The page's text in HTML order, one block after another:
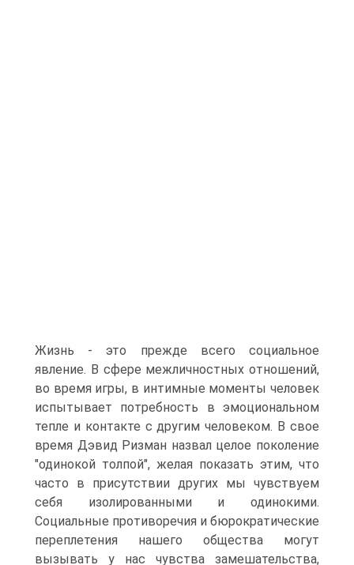
Жизнь - это прежде всего социальное
явление. В сфере межличностных отношений,
во время игры, в интимные моменты человек
испытывает потребность в эмоциональном
тепле и контакте с другим человеком. В свое
время Дэвид Ризман назвал целое поколение
"одинокой толпой", желая показать этим, что
часто в присутствии других мы чувствуем
себя изолированными и одинокими.
Социальные противоречия и бюрократические
переплетения нашего общества могут
вызывать у нас чувства замешательства,